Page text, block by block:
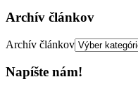
Archív článkov
Archív článkov
Napíšte nám!